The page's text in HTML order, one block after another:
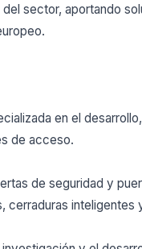
sector, aportando
en el
de acceso.
de seguridad y
cerraduras